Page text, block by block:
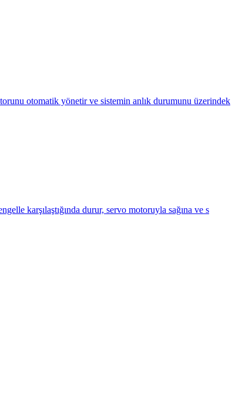
otomatik yönetir ve sistemin anlık durumunu üzerindek
karşılaştığında durur, servo motoruyla sağına ve s